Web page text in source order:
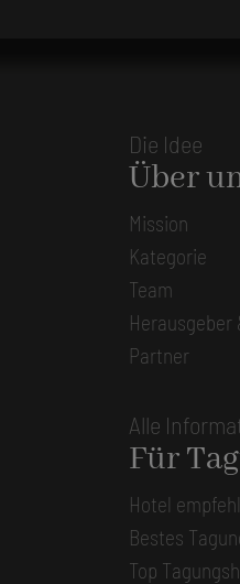
Die Idee
Über
Mission
Kategorie
Team
Herausgeber
Partner
Alle
Für
Hotel
Bestes
Top